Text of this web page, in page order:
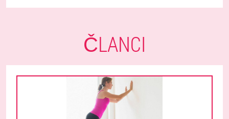
ČLANCI